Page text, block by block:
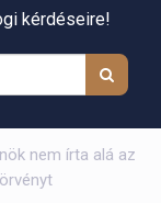
kérdéseire!
nem írta alá az